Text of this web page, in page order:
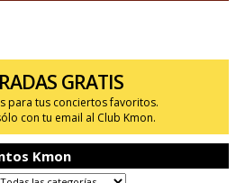
GRATIS
para tus conciertos favoritos.
con tu email al Club Kmon.
Kmon